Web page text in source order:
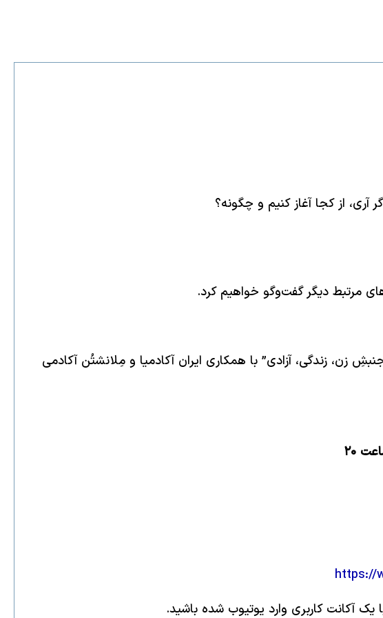
آری، از کجا آغاز کنیم و چگونه؟
زن، زندگی، آزادی” با همکاری ایران آکادمیا و مِلانشتُن آکادمی
https://
آکانت کاربری وارد یوتیوب شده باشید.